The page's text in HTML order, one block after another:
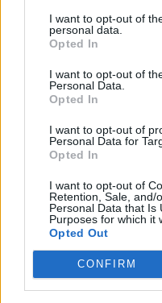
I want to opt-out of
personal data.
Opted In
I want to opt-out of
Personal Data.
Opted In
I want to opt-out of
Personal Data for
Opted In
I want to opt-out of
Retention, Sale, and/
Personal Data that Is
Purposes for which it
Opted Out
CONFIRM
Διεθνή
Το
αβεβαιότητα των
04.02.26
Το νέο "Ευρωβαρόμετρο"
την αντίφαση. Oι πολίτες